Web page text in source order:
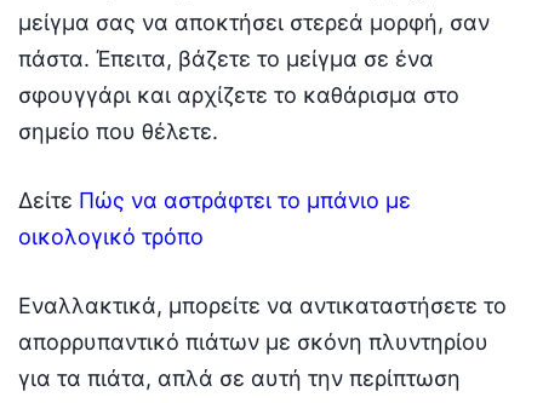
μείγμα σας να αποκτήσει στερεά μορφή, σαν
πάστα. Έπειτα, βάζετε το μείγμα σε ένα
σφουγγάρι και αρχίζετε το καθάρισμα στο
σημείο που θέλετε.
Δείτε Πώς να αστράφτει το μπάνιο με
οικολογικό τρόπο
Εναλλακτικά, μπορείτε να αντικαταστήσετε το
απορρυπαντικό πιάτων με σκόνη πλυντηρίου
για τα πιάτα, απλά σε αυτή την περίπτωση